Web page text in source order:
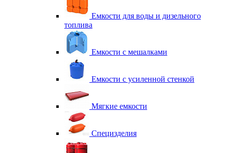
Емкости для воды и дизельного
топлива
Емкости с мешалками
Емкости с усиленной стенкой
Мягкие емкости
Специзделия